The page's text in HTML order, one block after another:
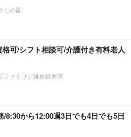
しの園
格可/シフト相談可/介護付き有料老人
ファミリア鎌倉材木座
8:30から12:00週3日でも4日でも5日